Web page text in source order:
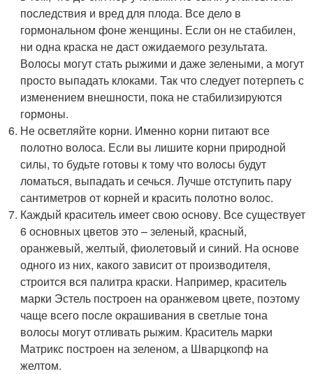
последствия и вред для плода. Все дело в
гормональном фоне женщины. Если он не стабилен,
ни одна краска не даст ожидаемого результата.
Волосы могут стать рыжими и даже зелеными, а могут
просто выпадать клоками. Так что следует потерпеть с
изменением внешности, пока не стабилизируются
гормоны.
Не осветляйте корни. Именно корни питают все
полотно волоса. Если вы лишите корни природной
силы, то будьте готовы к тому что волосы будут
ломаться, выпадать и сечься. Лучше отступить пару
сантиметров от корней и красить полотно волос.
Каждый краситель имеет свою основу. Все существует
6 основных цветов это – зеленый, красный,
оранжевый, желтый, фиолетовый и синий. На основе
одного из них, какого зависит от производителя,
строится вся палитра краски. Например, краситель
марки Эстель построен на оранжевом цвете, поэтому
чаще всего после окрашивания в светлые тона
волосы могут отливать рыжим. Краситель марки
Матрикс построен на зеленом, а Шварцкопф на
желтом.